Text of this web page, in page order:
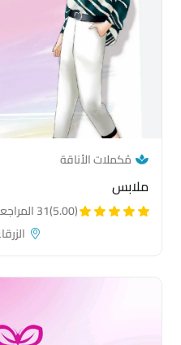
مُكملات الأناقة— category link
ملابس
(5.00)
31 المراجعات